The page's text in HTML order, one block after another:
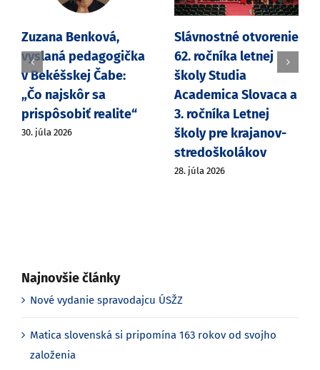
Zuzana Benková,
vyslaná pedagogička
v Bekéšskej Čabe:
„Čo najskôr sa
prispôsobiť realite“
30. júla 2026
Slávnostné otvorenie
62. ročníka letnej
školy Studia
Academica Slovaca a
3. ročníka Letnej
školy pre krajanov-
stredoškolákov
28. júla 2026
Najnovšie články
Nové vydanie spravodajcu ÚSŽZ
Matica slovenská si pripomína 163 rokov od svojho
založenia